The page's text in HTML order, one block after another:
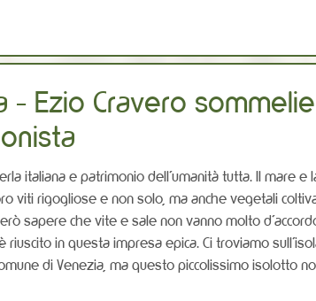
- Ezio Cravero
italiana e patrimonio dell’umanità tutta. Il mare e
viti rigogliose e non solo, ma anche vegetali
sapere che vite e sale non vanno molto
in questa impresa epica. Ci troviamo
di Venezia, ma questo piccolissimo isolotto